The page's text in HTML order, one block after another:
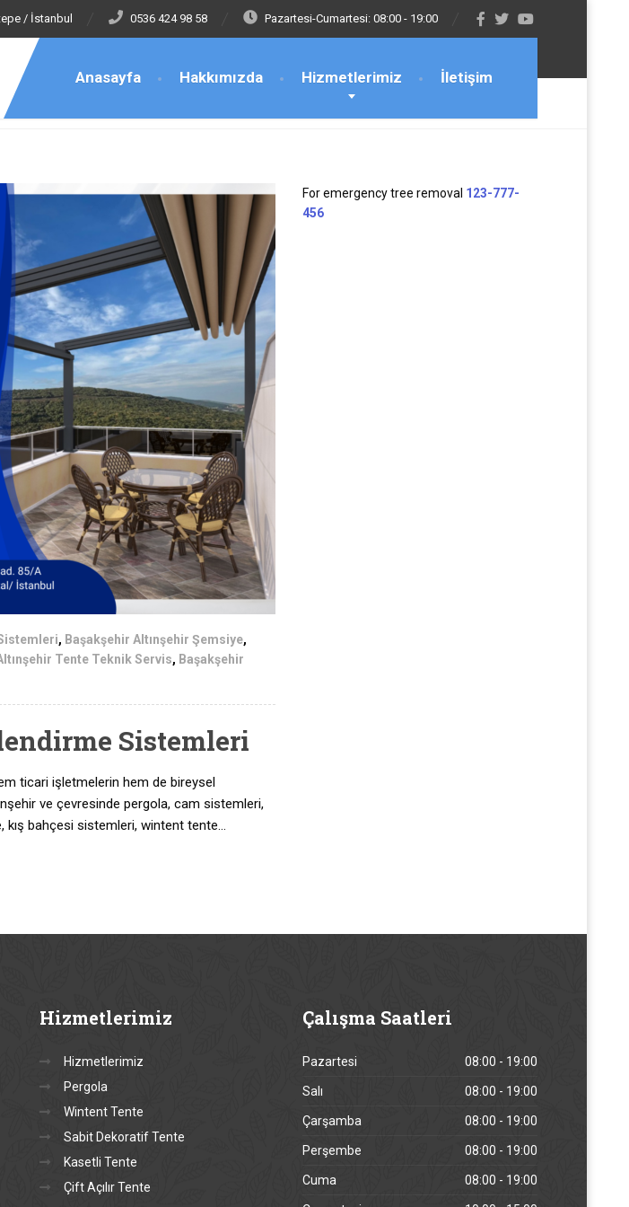
/ İstanbul 0536 424 98 58 Pazartesi-Cumartesi: 08:00 - 19:00
Anasayfa Hakkımızda Hizmetlerimiz İletişim
, Başakşehir Altınşehir Şemsiye,
Tente Teknik Servis, Başakşehir
Sistemleri
ticari işletmelerin hem de bireysel
ve çevresinde pergola, cam sistemleri,
kış bahçesi sistemleri, wintent tente…
For emergency tree removal 123-777-
456
Hizmetlerimiz
Hizmetlerimiz
Pergola
Wintent Tente
Sabit Dekoratif Tente
Kasetli Tente
Çift Açılır Tente
Çalışma Saatleri
Pazartesi 08:00 - 19:00
Salı 08:00 - 19:00
Çarşamba 08:00 - 19:00
Perşembe 08:00 - 19:00
Cuma 08:00 - 19:00